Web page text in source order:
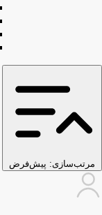
مرتب‌سازی: پیش‌فرض